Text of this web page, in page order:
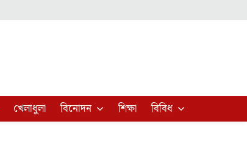
খেলাধুলা বিনোদন শিক্ষা বিবিধ